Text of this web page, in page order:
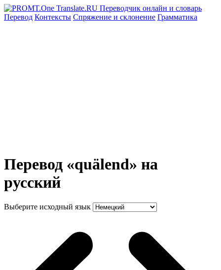
Перевод Контексты Спряжение и склонение Грамматика
Перевод «quälend» на
русский
Выберите исходный язык